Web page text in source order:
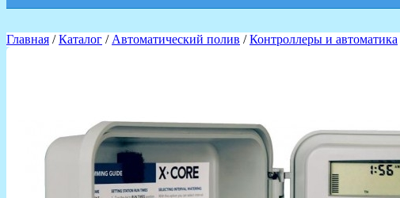
Главная /Каталог / Автоматический полив /Контроллеры и автоматика